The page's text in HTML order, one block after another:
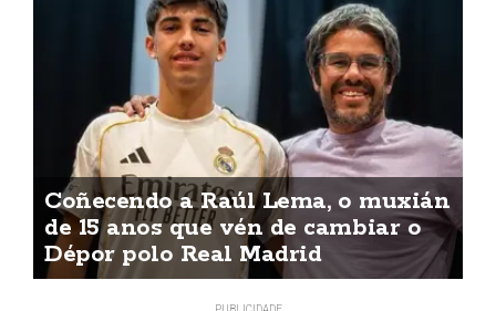
Coñecendo a Raúl Lema, o muxián
de 15 anos que vén de cambiar o
Dépor polo Real Madrid